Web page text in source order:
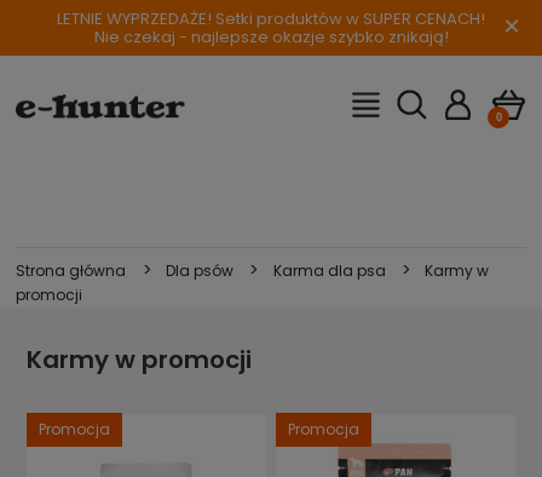
LETNIE WYPRZEDAŻE! Setki produktów w SUPER CENACH!
Nie czekaj - najlepsze okazje szybko znikają! ×
Strona główna > Dla psów > Karma dla psa >
Karmy w
promocji
Karmy w promocji
Promocja Promocja